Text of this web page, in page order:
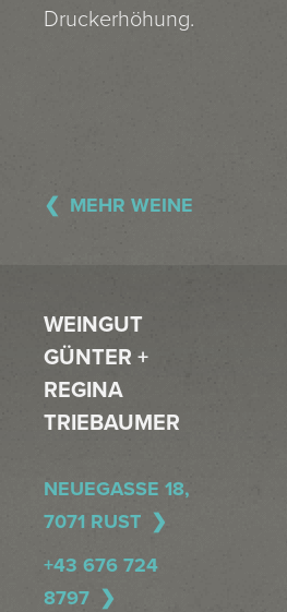
Druckerhöhung.
MEHR WEINE
WEINGUT
GÜNTER +
REGINA
TRIEBAUMER
NEUEGASSE 18,
7071 RUST
+43 676 724
8797